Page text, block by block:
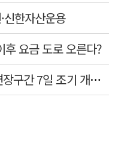
신한자산운용
요금 도로 오른다?
철도공단, 오송 시험선로 5㎞ 연장구간 7일 조기 개통…LA 메트로 사업 지원